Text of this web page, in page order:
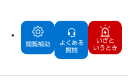
閲覧補助
よくある
質問
いざと
いうとき